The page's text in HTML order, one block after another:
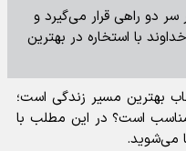
دو راهی قرار می‌گیرد و
با استخاره در بهترین
بهترین مسیر زندگی است؛
مناسب است؟ در این مطلب با
می‌شوید.